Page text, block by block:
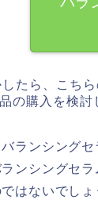
したら、こち
の購入を検討
ランシング
ランシングセ
はないでしょ